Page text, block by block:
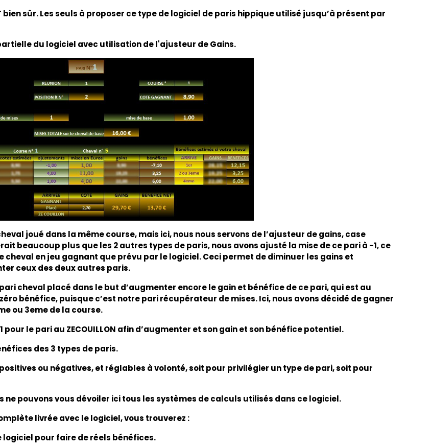
bien sûr. Les seuls à proposer ce type de logiciel de paris hippique utilisé jusqu’à présent par
du logiciel avec utilisation de l'ajusteur de Gains.
joué dans la même course, mais ici, nous nous servons de l’ajusteur de gains, case
beaucoup plus que les 2 autres types de paris, nous avons ajusté la mise de ce pari à -1, ce
cheval en jeu gagnant que prévu par le logiciel. Ceci permet de diminuer les gains et
ceux des deux autres paris.
cheval placé dans le but d’augmenter encore le gain et bénéfice de ce pari, qui est au
bénéfice, puisque c’est notre pari récupérateur de mises. Ici, nous avons décidé de gagner
ou 3eme de la course.
le pari au ZECOUILLON afin d’augmenter et son gain et son bénéfice potentiel.
des 3 types de paris.
positives ou négatives, et réglables à volonté, soit pour privilégier un type de pari, soit pour
ne pouvons vous dévoiler ici tous les systèmes de calculs utilisés dans ce logiciel.
livrée avec le logiciel, vous trouverez :
pour faire de réels bénéfices.